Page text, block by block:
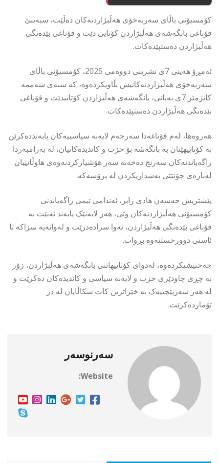
کۆمسیۆنی باڵای سەربەخۆی هەڵبژاردنەکان دەڵێت، سبەینێ
قۆناغی بانگەشەی هەڵبژاردن کۆتایی دێت و قۆناغی بێدەنگی
هەڵبژاردن دەستپێدەکات.
ئەمڕۆ هەینی 7ی تشرینی دووەمی 2025، کۆمسیۆنی باڵای
سەربەخۆی هەڵبژاردنەکانیش بڵاویکردەوە، کە سبەی شەممە
کاتژمێر 7ی بەیانی، بانگەشەی هەڵبژاردن کۆتاییدێت و قۆناغی
بێدەنگی هەڵبژاردن دەستپێدەکات.
هەروەها، لەم قۆناغەدا سەرجەم لایەنە سیاسییەکان پابەنددەکرێن
بە کۆتاییهێنان بە بانگەشە بۆ حزب و کاندیدەکانیان، لە بەرامبەردا
راگەیاندنەکان سەرنج دەخەنە سەر هۆشیارکردنەوەی هاوڵاتییان
لەبارەی چۆنێتی بەشداریکردن لە پرۆسەکە.
پێشتریش حەسەن هادی زایر، ئەندامی تیمی راگەیاندنی
کۆمسیۆنی هەڵبژاردنەکان وتی، هەر لایەنێک پابەند نەبێت بە
قۆناغی بێدەنگی هەڵبژاردن، ئەوا سزادەدرێت و لەوانەیە سزاکە تا
ئاستی دوورخستنەوە بڕوات.
جەختیشیکردەوە، لەدوای کۆتاییهاتنی بانگەشەی هەڵبژاردن، زۆر
بە چڕی چاودێری حزب و لایەنە سیاسی و کاندیدەکان دەکرێت و
لە هەر سەرپێچییەک بە خێراترین کات سکاڵایان لە دژ
تۆماردەکرێت.
سەرنوسەر
Website: